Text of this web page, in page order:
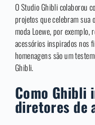
O Studio Ghibli colaborou
projetos que celebram sua
moda Loewe, por exemplo,
acessórios inspirados nos
homenagens são um
Ghibli.
Como Ghibli
diretores de